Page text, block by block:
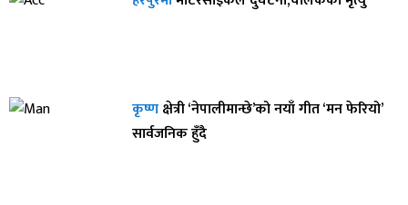
कृष्णक्षेत्री ‘नेपालीमान्छे’को नयाँ गीत ‘मन फेरियो’
सार्वजनिक हुँदै